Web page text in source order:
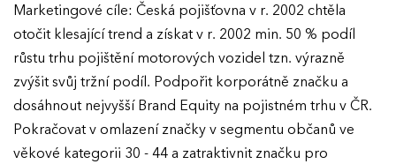
Marketingové cíle: Česká pojišťovna v r. 2002 chtěla
otočit klesající trend a získat v r. 2002 min. 50 % podíl
růstu trhu pojištění motorových vozidel tzn. výrazně
zvýšit svůj tržní podíl. Podpořit korporátně značku a
dosáhnout nejvyšší Brand Equity na pojistném trhu v ČR.
Pokračovat v omlazení značky v segmentu občanů ve
věkové kategorii 30 - 44 a zatraktivnit značku pro